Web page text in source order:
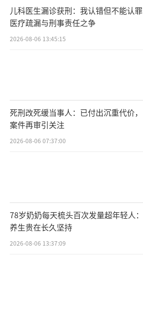
儿科医生漏诊获刑：我认错但不能认罪
医疗疏漏与刑事责任之争
2026-08-06 13:45:15
死刑改死缓当事人：已付出沉重代价，
案件再审引关注
2026-08-06 07:37:00
78岁奶奶每天梳头百次发量超年轻人：
养生贵在长久坚持
2026-08-06 13:37:09